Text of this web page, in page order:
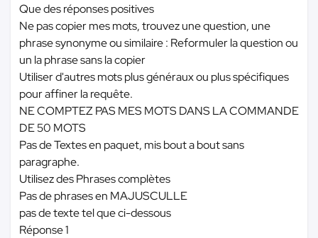
Que des réponses positives
Ne pas copier mes mots, trouvez une question, une
phrase synonyme ou similaire : Reformuler la question ou
un la phrase sans la copier
Utiliser d'autres mots plus généraux ou plus spécifiques
pour affiner la requête.
NE COMPTEZ PAS MES MOTS DANS LA COMMANDE
DE 50 MOTS
Pas de Textes en paquet, mis bout a bout sans
paragraphe.
Utilisez des Phrases complètes
Pas de phrases en MAJUSCULLE
pas de texte tel que ci-dessous
Réponse 1